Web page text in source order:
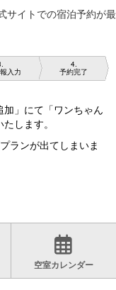
サイトでの宿泊予約が最
入力
4
予約完了
」にて「ワンちゃん
します。
ランが出てしまいま
空室カレンダー